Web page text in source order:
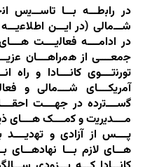
در راﺑطـــه ﺑـــﺎ ﺗﺎﺳـــﯾس
ﺷـــﻣﺎﻟﯽ (در اﯾـــن اطﻼﻋﯾـــه
در اداﻣــــه ﻓﻌﺎﻟﯾــــت
ﺟﻣﻌــــﯽ از ھﻣراھــــﺎن
آﻣرﯾﮑــــﺎی ﺷــــﻣﺎﻟﯽ و
ﮔﺳــــﺗرده در ﺟﮭــــت
ﻣــــدﯾرﯾت و ﮐﻣــــﮏ ھــــﺎی
ﭘــــس از آزادی و ﺗﮭدﯾــــد
ھـــﺎی ﻻزم ﺑـــﺎ ﻧﮭﺎدھـــﺎی